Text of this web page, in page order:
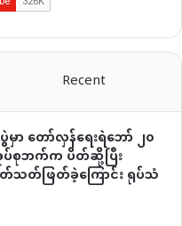
Recent
ာ တော်လှန်ရေးရဲဘော် ၂၀
အုပ်စုဘက်က ပိတ်ဆို့ပြီး
သတ်ဖြတ်ခဲ့ကြောင်း ရုပ်သံ